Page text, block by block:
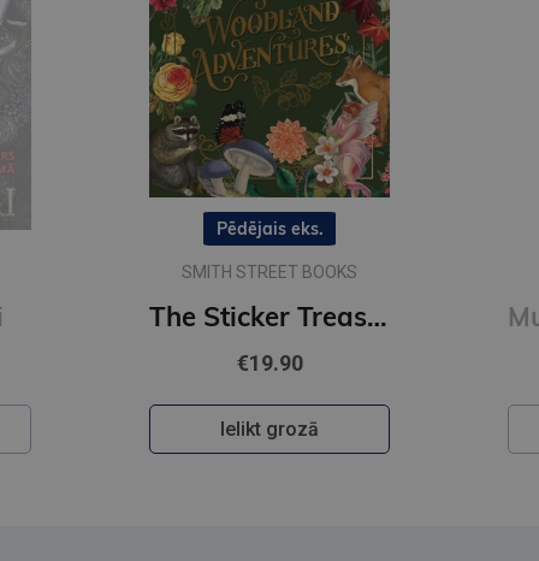
Pēdējais eks.
SMITH STREET BOOKS
The Sticker Treasury of Woodland Adventures : An eclectic book of stickers for journaling, collaging
€19.90
Ielikt grozā